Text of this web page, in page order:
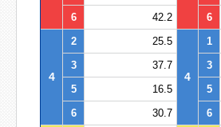
6
42.2 6
4
2 25.5
4
1
3
37.7 3
5
16.5 5
6
30.7 6